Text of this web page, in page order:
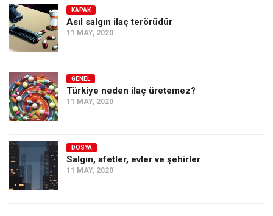
KAPAK
Asıl salgın ilaç terörüdür
11 MAY, 2020
GENEL
Türkiye neden ilaç üretemez?
11 MAY, 2020
DOSYA
Salgın, afetler, evler ve şehirler
11 MAY, 2020